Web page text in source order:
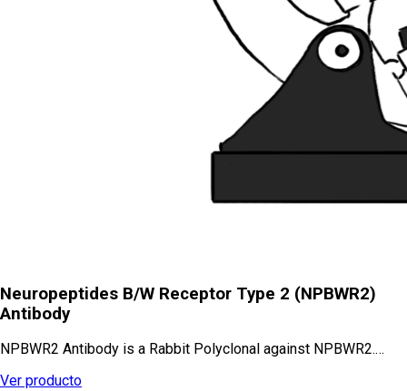
Neuropeptides B/W Receptor Type 2 (NPBWR2)
Antibody
NPBWR2 Antibody is a Rabbit Polyclonal against NPBWR2.…
Ver producto